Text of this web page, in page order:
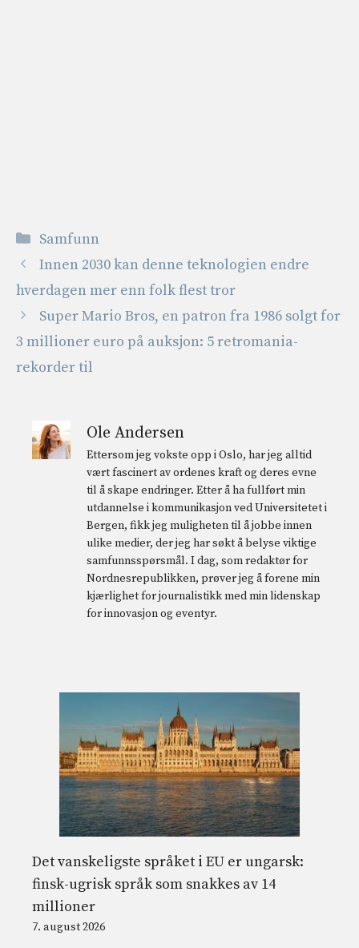
Kategorier
Samfunn
Innen 2030 kan denne teknologien endre
hverdagen mer enn folk flest tror
Super Mario Bros, en patron fra 1986 solgt for
3 millioner euro på auksjon: 5 retromania-
rekorder til
Ole Andersen
Ettersom jeg vokste opp i Oslo, har jeg alltid
vært fascinert av ordenes kraft og deres evne
til å skape endringer. Etter å ha fullført min
utdannelse i kommunikasjon ved Universitetet i
Bergen, fikk jeg muligheten til å jobbe innen
ulike medier, der jeg har søkt å belyse viktige
samfunnsspørsmål. I dag, som redaktør for
Nordnesrepublikken, prøver jeg å forene min
kjærlighet for journalistikk med min lidenskap
for innovasjon og eventyr.
Det vanskeligste språket i EU er ungarsk:
finsk-ugrisk språk som snakkes av 14
millioner
7. august 2026